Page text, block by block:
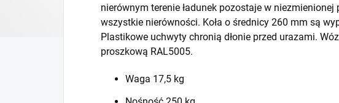
nierównym terenie ładunek pozostaje w niezmienionej
wszystkie nierówności. Koła o średnicy 260 mm są
Plastikowe uchwyty chronią dłonie przed urazami.
proszkową RAL5005.
Waga 17,5 kg